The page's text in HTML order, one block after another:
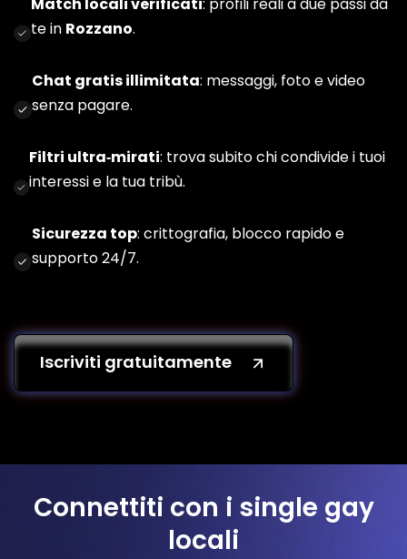
te in Rozzano.
Chat gratis illimitata: messaggi, foto e video
senza pagare.
Filtri ultra‑mirati: trova subito chi condivide i tuoi
interessi e la tua tribù.
Sicurezza top: crittografia, blocco rapido e
supporto 24/7.
Iscriviti gratuitamente
Connettiti con i single gay
locali